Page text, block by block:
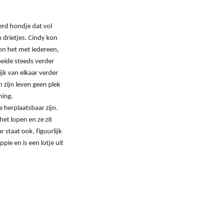
hondje dat vol
drietjes. Cindy kon
het met iedereen,
steeds verder
van elkaar verder
zijn leven geen plek
herplaatsbaar zijn.
lopen en ze zit
staat ook, figuurlijk
en is een lotje uit